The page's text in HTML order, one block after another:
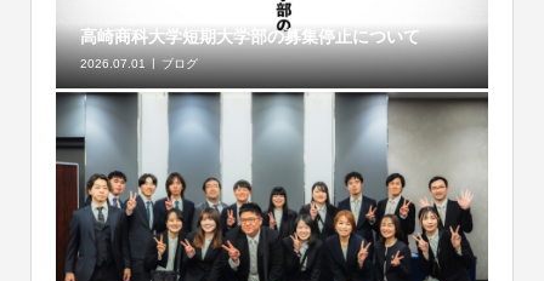
高崎商科大学短期大学部の募集停止について
2026.07.01 ブログ